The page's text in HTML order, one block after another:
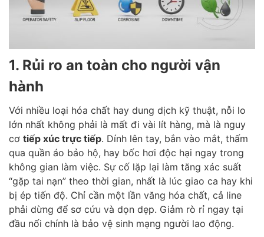
1. Rủi ro an toàn cho người vận
hành
Với nhiều loại hóa chất hay dung dịch kỹ thuật, nỗi lo
lớn nhất không phải là mất đi vài lít hàng, mà là nguy
cơ tiếp xúc trực tiếp. Dính lên tay, bắn vào mắt, thấm
qua quần áo bảo hộ, hay bốc hơi độc hại ngay trong
không gian làm việc. Sự cố lặp lại làm tăng xác suất
“gặp tai nạn” theo thời gian, nhất là lúc giao ca hay khi
bị ép tiến độ. Chỉ cần một lần văng hóa chất, cả line
phải dừng để sơ cứu và dọn dẹp. Giảm rò rỉ ngay tại
đầu nối chính là bảo vệ sinh mạng người lao động.